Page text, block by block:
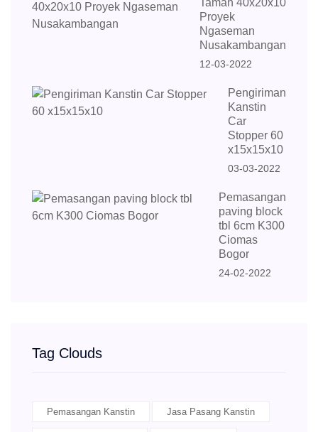
Taman 40x20x10
Proyek
Ngaseman
Nusakambangan
12-03-2022
Pengiriman
Kanstin
Car
Stopper 60
x15x15x10
03-03-2022
Pemasangan
paving block
tbl 6cm K300
Ciomas
Bogor
24-02-2022
Tag Clouds
Pemasangan Kanstin Jasa Pasang Kanstin